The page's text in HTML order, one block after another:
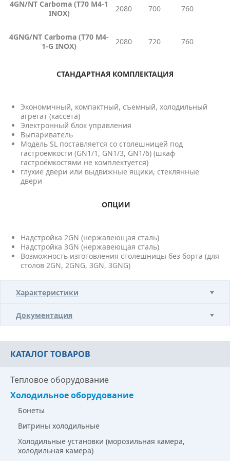
4GN/NT Сarboma (T70 M4-1
INOX)
2080 700 760
4GNG/NT Сarboma (T70 M4-
1-G INOX)
2080 720 760
СТАНДАРТНАЯ КОМПЛЕКТАЦИЯ
Экономичный, компактный, съемный, холодильный
агрегат (кассета)
Электронный блок управления
Выпариватель
Модель SL поставляется со столешницей под
гастроемкости (GN1/1, GN1/3, GN1/6) (шкаф
гастроёмкостями не комплектуется)
глухие двери или выдвижные ящики, стеклянные
двери
ОПЦИИ
Надстройка 2GN (нержавеющая сталь)
Надстройка 3GN (нержавеющая сталь)
Возможность изготовления столешницы без борта (для
столов 2GN, 2GNG, 3GN, 3GNG)
Характеристики
Документация
КАТАЛОГ ТОВАРОВ
Тепловое оборудование
Холодильное оборудование
Бонеты
Витрины холодильные
Холодильные установки (морозильная камера,
холодильная камера)